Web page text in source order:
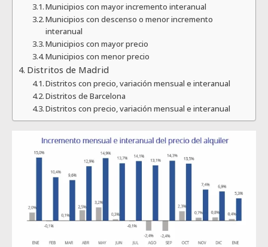
Municipios con mayor incremento interanual
Municipios con descenso o menor incremento
interanual
Municipios con mayor precio
Municipios con menor precio
Distritos de Madrid
Distritos con precio, variación mensual e interanual
Distritos de Barcelona
Distritos con precio, variación mensual e interanual